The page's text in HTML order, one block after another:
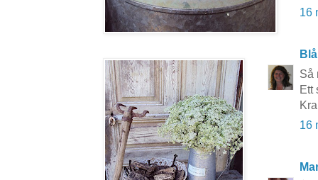
16
Så
Ett
16